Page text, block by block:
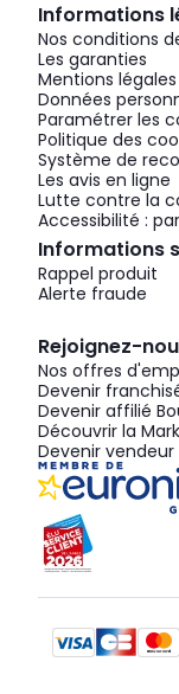
Informations
Nos conditions
Les garanties
Mentions légales
Données
Paramétrer les
Politique des
Système de
Les avis en ligne
Lutte contre la
Accessibilité :
Informations
Rappel produit
Alerte fraude
Rejoignez-
Nos offres
Devenir
Devenir affilié
Découvrir la
Devenir